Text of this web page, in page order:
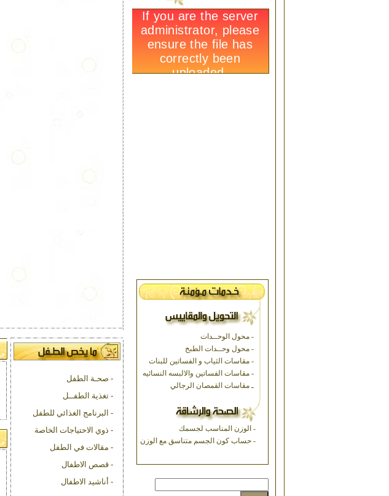
- صحـة الطفل
- تغذية الطفــل
- البرنامج الغذائي للطفل
- ذوي الاحتياجات الخاصة
- مقالات في الطفل
- قصص الاطفال
- أناشيد الاطفال
- محول الوحــدات
- محول وحــدات الطبخ
- مقاسات الثياب و الفساتين للبنات
- مقاسات الفساتين والالبسه النسائيه
ـ مقاسات القمصان الرجالي
- الوزن المناسب لجسمك
- حساب كون الجسم متناسق مع الوزن